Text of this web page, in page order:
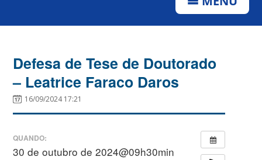
Defesa de Tese de Doutorado
– Leatrice Faraco Daros
16/09/2024 17:21
QUANDO:
30 de outubro de 2024@09h30min